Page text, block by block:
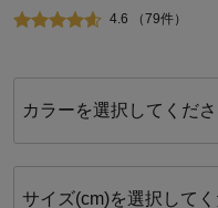
4.6 （79件）
カラーを選択してくだ
サイズ(cm)を選択して